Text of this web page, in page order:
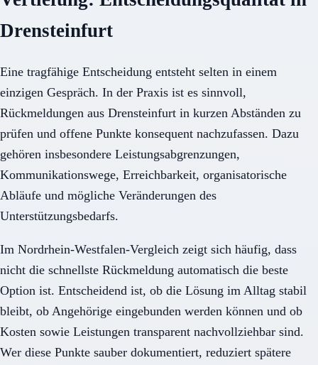
Drensteinfurt
Eine tragfähige Entscheidung entsteht selten in einem
einzigen Gespräch. In der Praxis ist es sinnvoll,
Rückmeldungen aus Drensteinfurt in kurzen Abständen zu
prüfen und offene Punkte konsequent nachzufassen. Dazu
gehören insbesondere Leistungsabgrenzungen,
Kommunikationswege, Erreichbarkeit, organisatorische
Abläufe und mögliche Veränderungen des
Unterstützungsbedarfs.
Im Nordrhein-Westfalen-Vergleich zeigt sich häufig, dass
nicht die schnellste Rückmeldung automatisch die beste
Option ist. Entscheidend ist, ob die Lösung im Alltag stabil
bleibt, ob Angehörige eingebunden werden können und ob
Kosten sowie Leistungen transparent nachvollziehbar sind.
Wer diese Punkte sauber dokumentiert, reduziert spätere